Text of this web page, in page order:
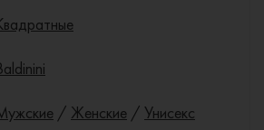
/ Женские / Унисекс